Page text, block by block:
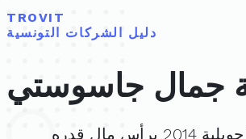
TROVIT
دليل الشركات التونسية
جمال جاسوستي